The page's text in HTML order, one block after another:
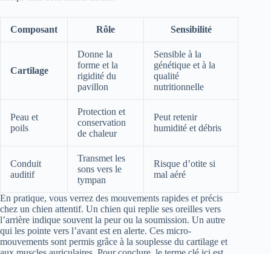
Composant Rôle Sensibilité
Cartilage
Donne la
forme et la
rigidité du
pavillon
Sensible à la
génétique et à la
qualité
nutritionnelle
Peau et
poils
Protection et
conservation
de chaleur
Peut retenir
humidité et débris
Conduit
auditif
Transmet les
sons vers le
tympan
Risque d’otite si
mal aéré
En pratique, vous verrez des mouvements rapides et précis
chez un chien attentif. Un chien qui replie ses oreilles vers
l’arrière indique souvent la peur ou la soumission. Un autre
qui les pointe vers l’avant est en alerte. Ces micro-
mouvements sont permis grâce à la souplesse du cartilage et